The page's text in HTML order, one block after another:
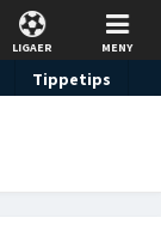
LIGAER MENY
Tippetips